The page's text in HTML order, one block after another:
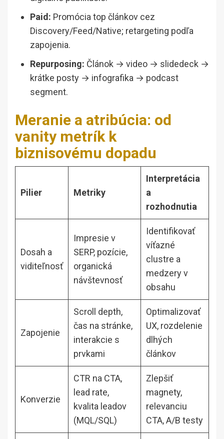
Paid: Promócia top článkov cez
Discovery/Feed/Native; retargeting podľa
zapojenia.
Repurposing: Článok → video → slidedeck →
krátke posty → infografika → podcast
segment.
Meranie a atribúcia: od
vanity metrík k
biznisovému dopadu
Pilier Metriky
Interpretácia
a
rozhodnutia
Dosah a
viditeľnosť
Impresie v
SERP, pozície,
organická
návštevnosť
Identifikovať
víťazné
clustre a
medzery v
obsahu
Zapojenie
Scroll depth,
čas na stránke,
interakcie s
prvkami
Optimalizovať
UX, rozdelenie
dlhých
článkov
Konverzie
CTR na CTA,
lead rate,
kvalita leadov
(MQL/SQL)
Zlepšiť
magnety,
relevanciu
CTA, A/B testy